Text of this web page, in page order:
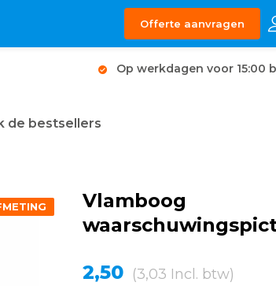
Offerte aanvragen
Op werkdagen voor 15:00
de bestsellers
Vlamboog
2,50 (3,03 Incl. btw)